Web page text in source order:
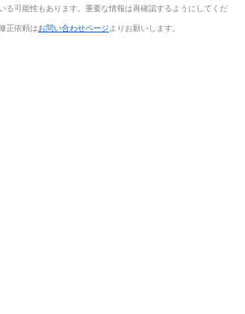
る可能性もあります。重要な情報は再確認するようにしてくだ
正依頼はお問い合わせページよりお願いします。